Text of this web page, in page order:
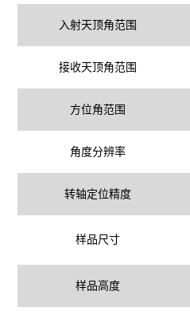
入射天顶角范围
接收天顶角范围
方位角范围
角度分辨率
转轴定位精度
样品尺寸
样品高度